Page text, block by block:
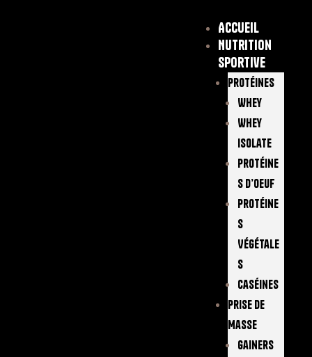
Accueil
Nutrition
sportive
Protéines
Whey
Whey
Isolate
Protéine
S D’oeuf
Protéine
S
Végétale
S
Caséines
Prise De
Masse
Gainers